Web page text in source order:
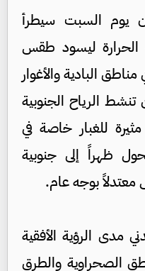
يوم السبت سيطرأ
ليسود طقس
البادية والأغوار
تنشط الرياح الجنوبية
للغبار خاصة في
ظهراً إلى جنوبية
معتدلاً بوجه عام.
مدى الرؤية الأفقية
الصحراوية والطرق